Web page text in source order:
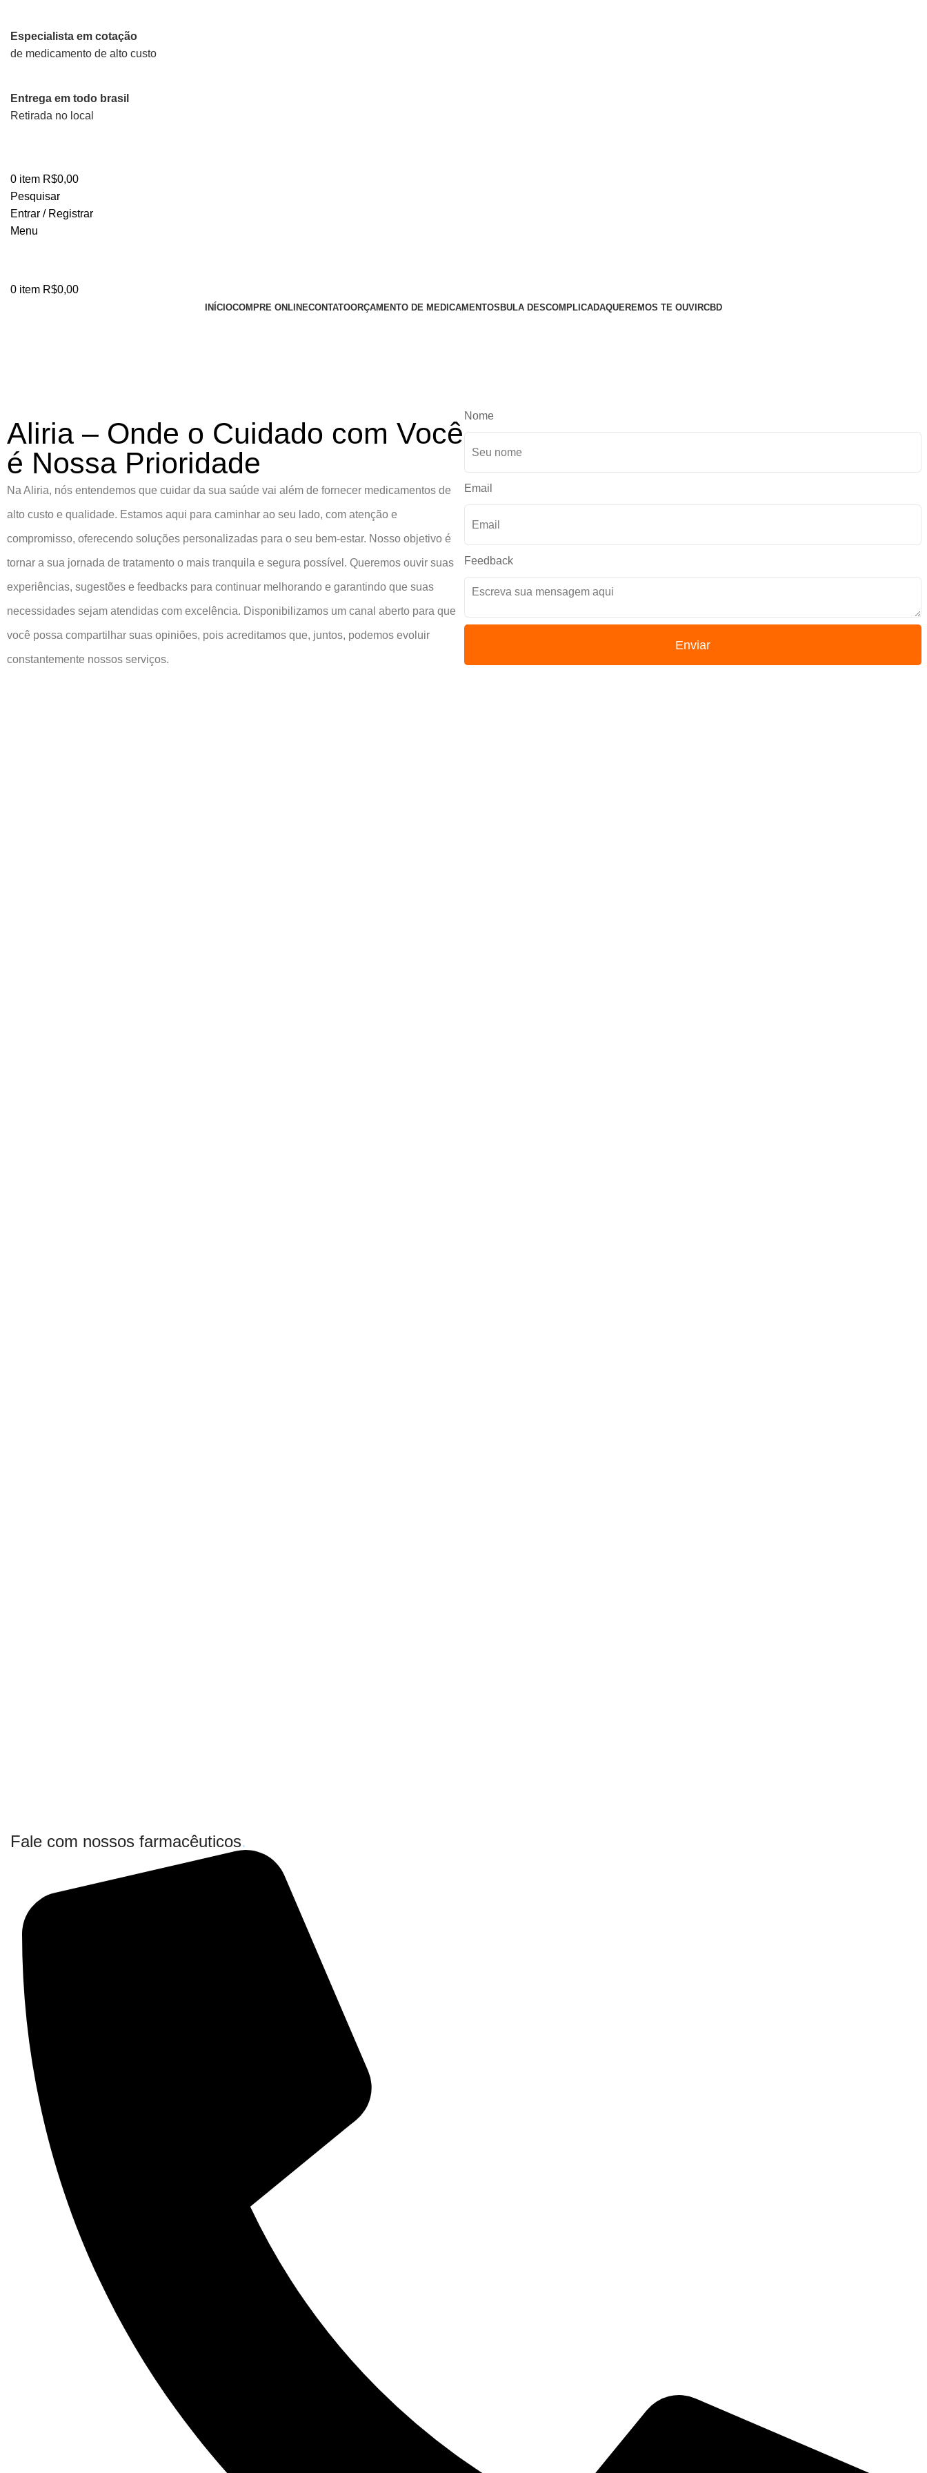
Especialista em cotação
de medicamento de alto custo
Entrega em todo brasil
Retirada no local
0 item R$0,00
Pesquisar
Entrar / Registrar
Menu
0 item R$0,00
INÍCIOCOMPRE ONLINECONTATOORÇAMENTO DE MEDICAMENTOS BULA DESCOMPLICADAQUEREMOS TE OUVIRCBD
Aliria – Onde o Cuidado com Você
é Nossa Prioridade
Na Aliria, nós entendemos que cuidar da sua saúde vai além de fornecer medicamentos de
alto custo e qualidade. Estamos aqui para caminhar ao seu lado, com atenção e
compromisso, oferecendo soluções personalizadas para o seu bem-estar. Nosso objetivo é
tornar a sua jornada de tratamento o mais tranquila e segura possível. Queremos ouvir suas
experiências, sugestões e feedbacks para continuar melhorando e garantindo que suas
necessidades sejam atendidas com excelência. Disponibilizamos um canal aberto para que
você possa compartilhar suas opiniões, pois acreditamos que, juntos, podemos evoluir
constantemente nossos serviços.
Nome
Email
Feedback
Enviar
Fale com nossos farmacêuticos.